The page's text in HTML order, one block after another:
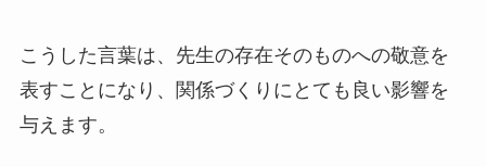
こうした言葉は、先生の存在そのものへの敬意を
表すことになり、関係づくりにとても良い影響を
与えます。